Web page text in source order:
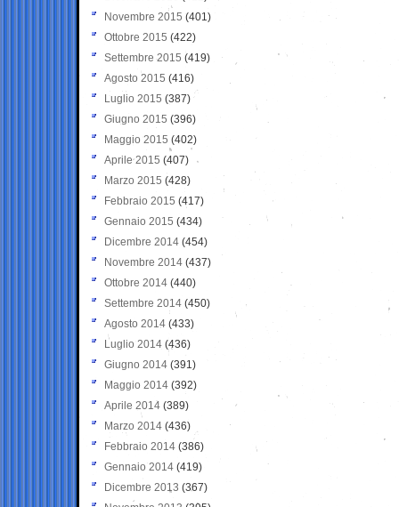
Novembre 2015 (401)
Ottobre 2015 (422)
Settembre 2015 (419)
Agosto 2015 (416)
Luglio 2015 (387)
Giugno 2015 (396)
Maggio 2015 (402)
Aprile 2015 (407)
Marzo 2015 (428)
Febbraio 2015 (417)
Gennaio 2015 (434)
Dicembre 2014 (454)
Novembre 2014 (437)
Ottobre 2014 (440)
Settembre 2014 (450)
Agosto 2014 (433)
Luglio 2014 (436)
Giugno 2014 (391)
Maggio 2014 (392)
Aprile 2014 (389)
Marzo 2014 (436)
Febbraio 2014 (386)
Gennaio 2014 (419)
Dicembre 2013 (367)